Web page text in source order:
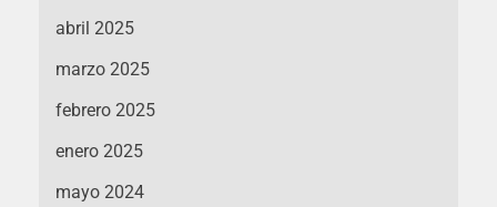
abril 2025
marzo 2025
febrero 2025
enero 2025
mayo 2024